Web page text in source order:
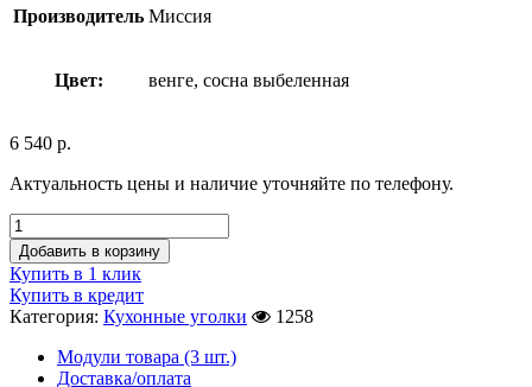
Производитель Миссия
Цвет: венге, сосна выбеленная
6 540 р.
Актуальность цены и наличие уточняйте по телефону.
Добавить в корзину
Купить в 1 клик
Купить в кредит
Категория: Кухонные уголки
1258
Модули товара (3 шт.)
Доставка/оплата